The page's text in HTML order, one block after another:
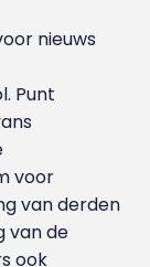
nieuws
Punt
voor
van derden
van de
ook